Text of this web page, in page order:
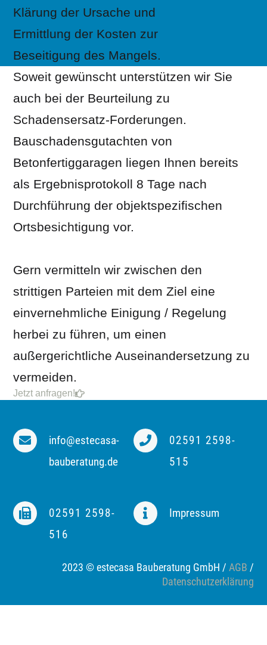
Klärung der Ursache und
Ermittlung der Kosten zur
Beseitigung des Mangels.
Soweit gewünscht unterstützen wir Sie
auch bei der Beurteilung zu
Schadensersatz-Forderungen.
Bauschadensgutachten von
Betonfertiggaragen liegen Ihnen bereits
als Ergebnisprotokoll 8 Tage nach
Durchführung der objektspezifischen
Ortsbesichtigung vor.
Gern vermitteln wir zwischen den
strittigen Parteien mit dem Ziel eine
einvernehmliche Einigung / Regelung
herbei zu führen, um einen
außergerichtliche Auseinandersetzung zu
vermeiden.
Jetzt anfragen!
info@estecasa-
bauberatung.de
02591 2598-
515
02591 2598-
516
Impressum
2023 © estecasa Bauberatung GmbH / AGB /
Datenschutzerklärung